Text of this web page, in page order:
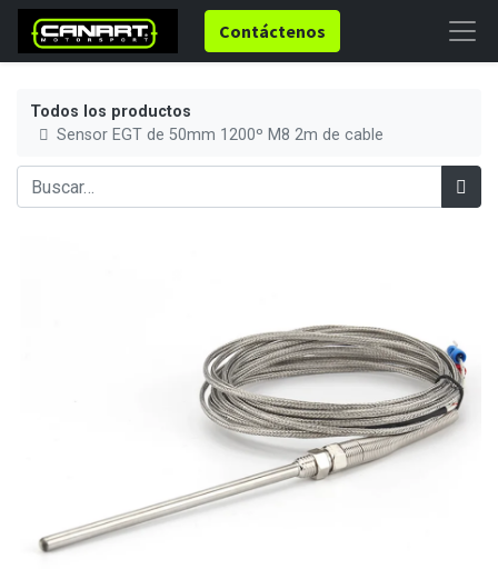
Contáctenos
Todos los productos
Sensor EGT de 50mm 1200º M8 2m de cable